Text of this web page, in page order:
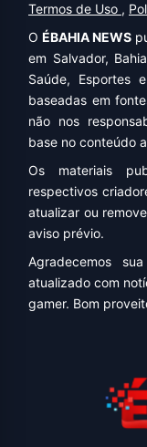
Termos de Uso ,
OÉBAHIA NEWS
em Salvador,
Saúde, Esportes
baseadas em
não nos
base no conteúdo
Os materiais
respectivos
atualizar ou
aviso prévio.
Agradecemos
atualizado com
gamer. Bom